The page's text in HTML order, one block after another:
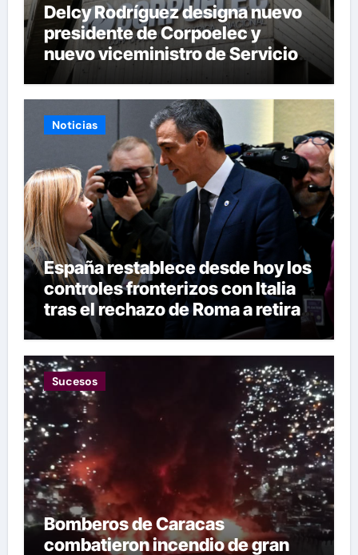
Delcy Rodríguez designa nuevo
presidente de Corpoelec y
nuevo viceministro de Servicios
Eléctricos
Noticias
España restablece desde hoy los
controles fronterizos con Italia
tras el rechazo de Roma a retirar
las restricciones
Sucesos
Bomberos de Caracas
combatieron incendio de gran